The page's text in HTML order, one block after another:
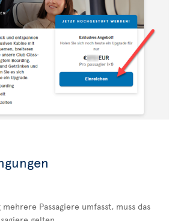
Passagiere umfasst, muss das